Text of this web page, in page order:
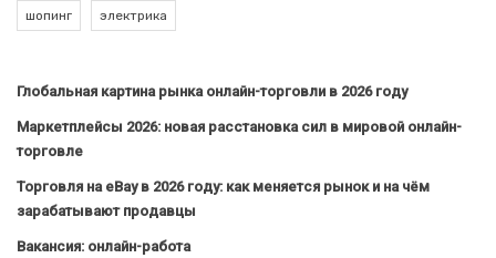
шопинг электрика
Глобальная картина рынка онлайн-торговли в 2026 году
Маркетплейсы 2026: новая расстановка сил в мировой онлайн-
торговле
Торговля на eBay в 2026 году: как меняется рынок и на чём
зарабатывают продавцы
Вакансия: онлайн-работа